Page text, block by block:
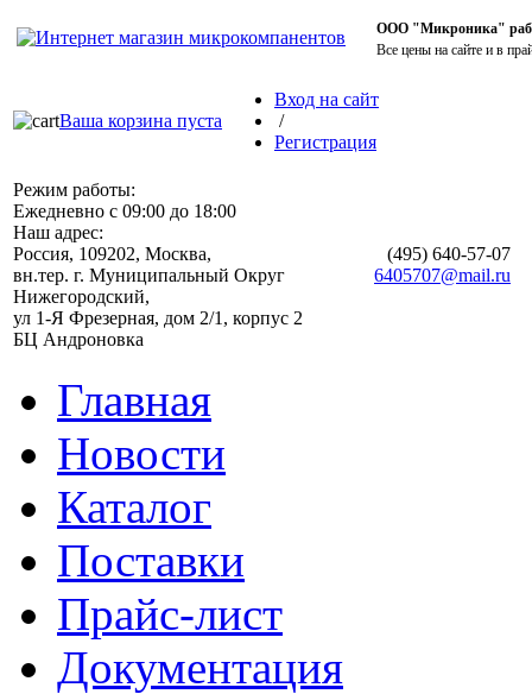
ООО "Микроника"
Все цены на сайте и в
Ваша корзина пуста
Вход на сайт
/
Регистрация
Режим работы:
Ежедневно с 09:00 до 18:00
Наш адрес:
Россия, 109202, Москва,
вн.тер. г. Муниципальный Округ
Нижегородский,
ул 1-Я Фрезерная, дом 2/1, корпус 2
БЦ Андроновка
(495) 640-57-07
6405707@mail.ru
Главная
Новости
Каталог
Поставки
Прайс-лист
Документация